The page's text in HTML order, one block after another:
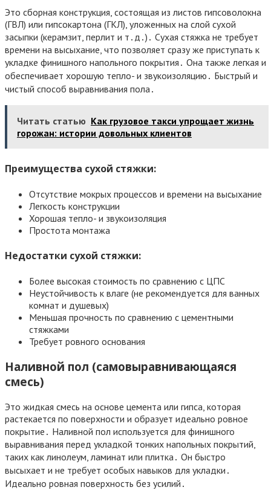
Это сборная конструкция, состоящая из листов гипсоволокна
(ГВЛ) или гипсокартона (ГКЛ), уложенных на слой сухой
засыпки (керамзит, перлит и т․д․)․ Сухая стяжка не требует
времени на высыхание, что позволяет сразу же приступать к
укладке финишного напольного покрытия․ Она также легкая и
обеспечивает хорошую тепло- и звукоизоляцию․ Быстрый и
чистый способ выравнивания пола․
Читать статью Как грузовое такси упрощает жизнь
горожан: истории довольных клиентов
Преимущества сухой стяжки:
Отсутствие мокрых процессов и времени на высыхание
Легкость конструкции
Хорошая тепло- и звукоизоляция
Простота монтажа
Недостатки сухой стяжки:
Более высокая стоимость по сравнению с ЦПС
Неустойчивость к влаге (не рекомендуется для ванных
комнат и душевых)
Меньшая прочность по сравнению с цементными
стяжками
Требует ровного основания
Наливной пол (самовыравнивающаяся
смесь)
Это жидкая смесь на основе цемента или гипса, которая
растекается по поверхности и образует идеально ровное
покрытие․ Наливной пол используется для финишного
выравнивания перед укладкой тонких напольных покрытий,
таких как линолеум, ламинат или плитка․ Он быстро
высыхает и не требует особых навыков для укладки․
Идеально ровная поверхность без усилий․